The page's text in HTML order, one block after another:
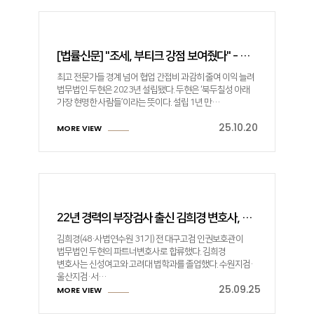
[법률신문] "조세, 부티크 강점 보여줬다" - 법무법인 두현
최고 전문가들 경계 넘어 협업 간접비 과감히 줄여 이익 늘려
법무법인 두현은 2023년 설립됐다. 두현은 ‘북두칠성 아래
가장 현명한 사람들’이라는 뜻이다. 설립 1년 만…
MORE VIEW 25.10.20
22년 경력의 부장검사 출신 김희경 변호사, 두현의 파트너로 합류
김희경(48·사법연수원 31기) 전 대구고검 인권보호관이
법무법인 두현의 파트너변호사로 합류했다. 김희경
변호사는 신성여고와 고려대 법학과를 졸업했다. 수원지검·
울산지검·서…
MORE VIEW 25.09.25